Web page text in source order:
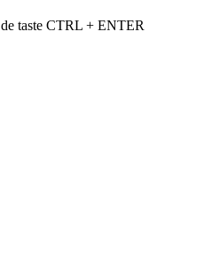
de taste CTRL + ENTER